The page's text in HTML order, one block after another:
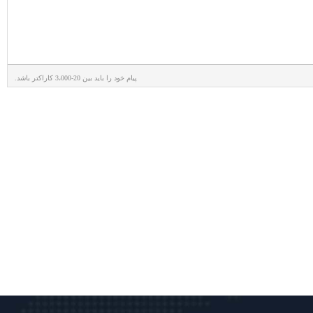
پیام خود را باید بین 20-3،000 کاراکتر باشد.